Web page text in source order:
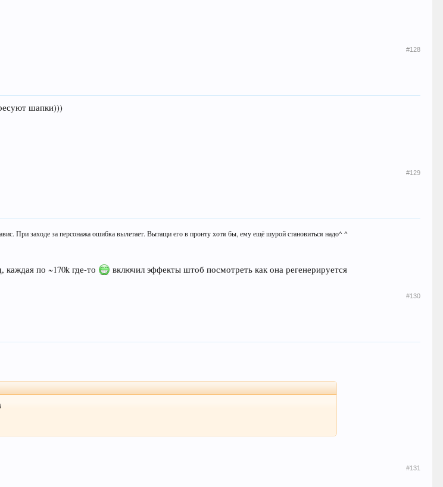
#128
шапки)))
#129
При заходе за персонажа ошибка вылетает.Вытащи его в пронту хотя бы, ему ещё шурой становиться надо^ ^
каждая по ~170k где-то
включил эффекты штоб посмотреть как она регенерируется
#130
#131